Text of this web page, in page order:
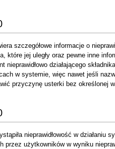
szczegółowe informacje o
które jej uległy oraz pewne inne
działającego
w systemie, więc nawet jeśli
przyczynę usterki bez określonej
nieprawidłowość w działaniu
przez użytkowników w wyniku